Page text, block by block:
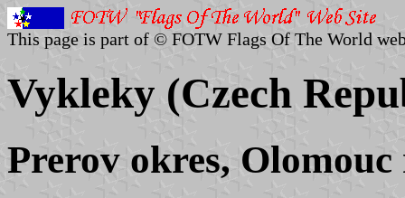
This page is part of © FOTW Flags Of The World
Vykleky (Czech
Prerov okres, Olomouc